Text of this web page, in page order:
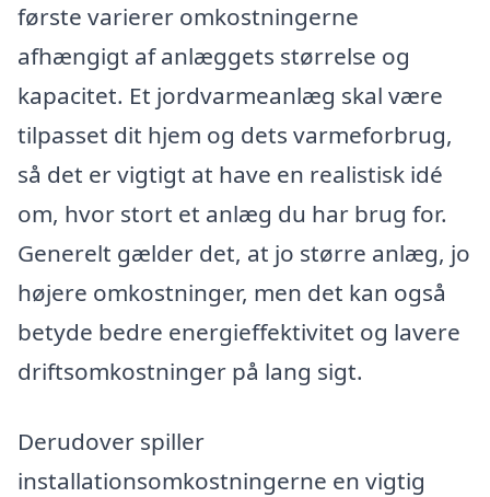
første varierer omkostningerne
afhængigt af anlæggets størrelse og
kapacitet. Et jordvarmeanlæg skal være
tilpasset dit hjem og dets varmeforbrug,
så det er vigtigt at have en realistisk idé
om, hvor stort et anlæg du har brug for.
Generelt gælder det, at jo større anlæg, jo
højere omkostninger, men det kan også
betyde bedre energieffektivitet og lavere
driftsomkostninger på lang sigt.
Derudover spiller
installationsomkostningerne en vigtig